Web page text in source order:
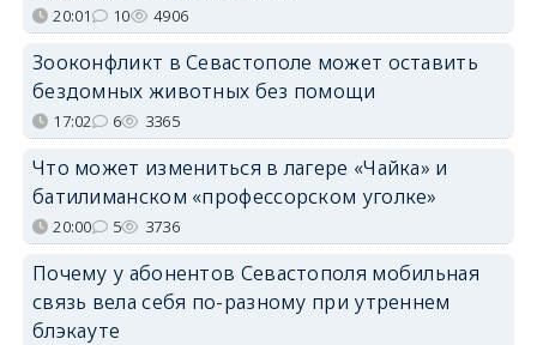
20:01 10 4906
Зооконфликт в Севастополе может оставить
бездомных животных без помощи
17:02 6 3365
Что может измениться в лагере «Чайка» и
батилиманском «профессорском уголке»
20:00 5 3736
Почему у абонентов Севастополя мобильная
связь вела себя по-разному при утреннем
блэкауте